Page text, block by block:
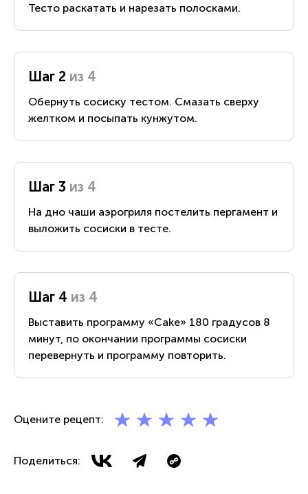
Тесто раскатать и нарезать полосками.
Шаг 2 из 4
Обернуть сосиску тестом. Смазать сверху
желтком и посыпать кунжутом.
Шаг 3 из 4
На дно чаши аэрогриля постелить пергамент и
выложить сосиски в тесте.
Шаг 4 из 4
Выставить программу «Cake» 180 градусов 8
минут, по окончании программы сосиски
перевернуть и программу повторить.
Оцените рецепт:
Поделиться: